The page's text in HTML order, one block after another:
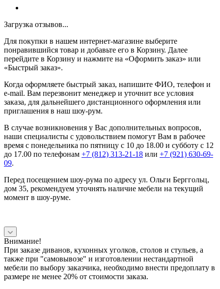
Загрузка отзывов...
Для покупки в нашем интернет-магазине выберите
понравившийся товар и добавьте его в Корзину. Далее
перейдите в Корзину и нажмите на «Оформить заказ» или
«Быстрый заказ».
Когда оформляете быстрый заказ, напишите ФИО, телефон и
e-mail. Вам перезвонит менеджер и уточнит все условия
заказа, для дальнейшего дистанционного оформления или
приглашения в наш шоу-рум.
В случае возникновения у Вас дополнительных вопросов,
наши специалисты с удовольствием помогут Вам в рабочее
время с понедельника по пятницу с 10 до 18.00 и субботу с 12
до 17.00 по телефонам +7 (812) 313-21-18 или +7 (921) 630-69-
09.
Перед посещением шоу-рума по адресу ул. Ольги Берггольц,
дом 35, рекомендуем уточнять наличие мебели на текущий
момент в шоу-руме.
Внимание!
При заказе диванов, кухонных уголков, столов и стульев, а
также при "самовывозе" и изготовлении нестандартной
мебели по выбору заказчика, необходимо внести предоплату в
размере не менее 20% от стоимости заказа.